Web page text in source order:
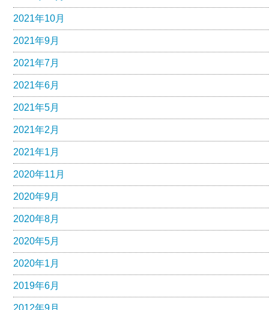
2021年10月
2021年9月
2021年7月
2021年6月
2021年5月
2021年2月
2021年1月
2020年11月
2020年9月
2020年8月
2020年5月
2020年1月
2019年6月
2012年9月